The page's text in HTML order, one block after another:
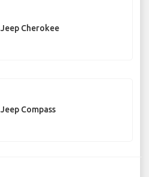
Jeep Cherokee
Jeep Compass